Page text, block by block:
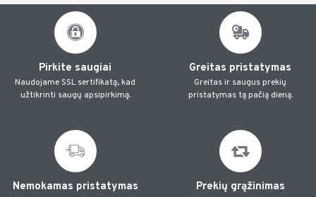
Pirkite saugiai
Naudojame SSL sertifikatą, kad
užtikrinti saugų apsipirkimą.
Greitas pristatymas
Greitas ir saugus prekių
pristatymas tą pačią dieną.
Nemokamas pristatymas Prekių grąžinimas